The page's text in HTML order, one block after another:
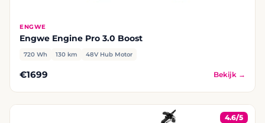
ENGWE
Engwe Engine Pro 3.0 Boost
720 Wh 130 km 48V Hub Motor
€1699 Bekijk →
4.6/5